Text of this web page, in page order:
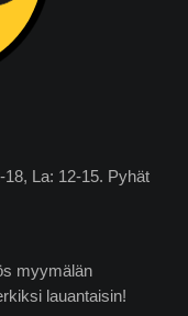
18, La: 12-15. Pyhät
myymälän
lauantaisin!